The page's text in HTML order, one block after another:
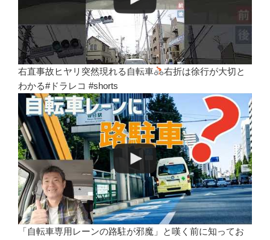
右直事故ヒヤリ突然現れる自転車
右折は徐行が大切と
わかる#ドラレコ #shorts
「自転車専用レーンの路駐が邪魔」と嘆く前に知ってお